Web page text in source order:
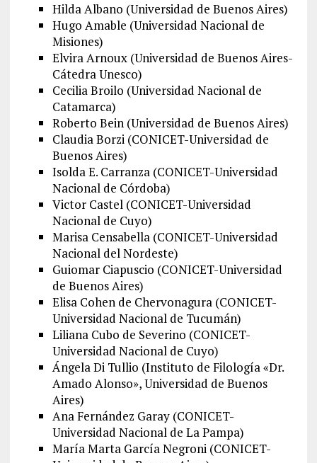
Hilda Albano (Universidad de Buenos Aires)
Hugo Amable (Universidad Nacional de
Misiones)
Elvira Arnoux (Universidad de Buenos Aires-
Cátedra Unesco)
Cecilia Broilo (Universidad Nacional de
Catamarca)
Roberto Bein (Universidad de Buenos Aires)
Claudia Borzi (CONICET-Universidad de
Buenos Aires)
Isolda E. Carranza (CONICET-Universidad
Nacional de Córdoba)
Victor Castel (CONICET-Universidad
Nacional de Cuyo)
Marisa Censabella (CONICET-Universidad
Nacional del Nordeste)
Guiomar Ciapuscio (CONICET-Universidad
de Buenos Aires)
Elisa Cohen de Chervonagura (CONICET-
Universidad Nacional de Tucumán)
Liliana Cubo de Severino (CONICET-
Universidad Nacional de Cuyo)
Ángela Di Tullio (Instituto de Filología «Dr.
Amado Alonso», Universidad de Buenos
Aires)
Ana Fernández Garay (CONICET-
Universidad Nacional de La Pampa)
María Marta García Negroni (CONICET-